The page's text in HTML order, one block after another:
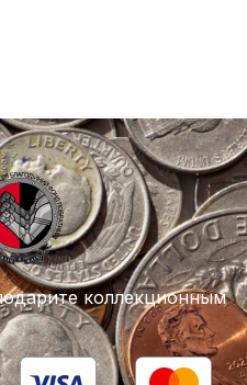
коллекционным